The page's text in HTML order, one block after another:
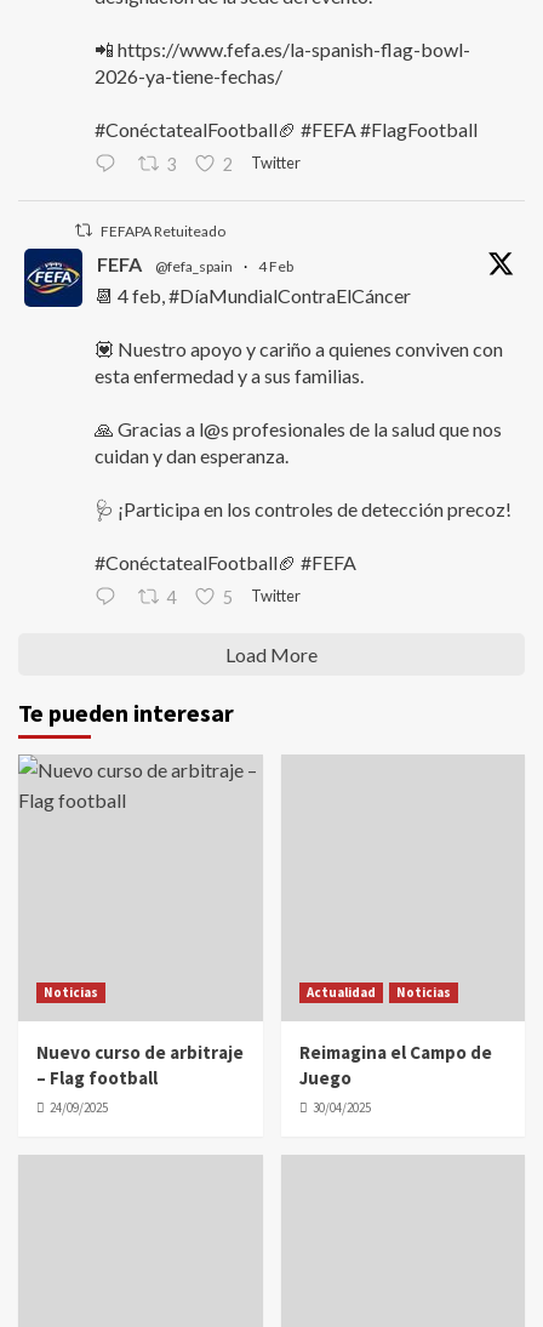
📲 https://www.fefa.es/la-spanish-flag-bowl-
2026-ya-tiene-fechas/
#ConéctatealFootball🏈 #FEFA #FlagFootball
3 2 Twitter
FEFAPA Retuiteado
FEFA @fefa_spain · 4 Feb
📆 4 feb, #DíaMundialContraElCáncer
💟 Nuestro apoyo y cariño a quienes conviven con
esta enfermedad y a sus familias.
🙏 Gracias a l@s profesionales de la salud que nos
cuidan y dan esperanza.
🩺 ¡Participa en los controles de detección precoz!
#ConéctatealFootball🏈 #FEFA
4 5 Twitter
Load More
Te pueden interesar
Noticias
Nuevo curso de arbitraje
– Flag football
24/09/2025
Actualidad Noticias
Reimagina el Campo de
Juego
30/04/2025